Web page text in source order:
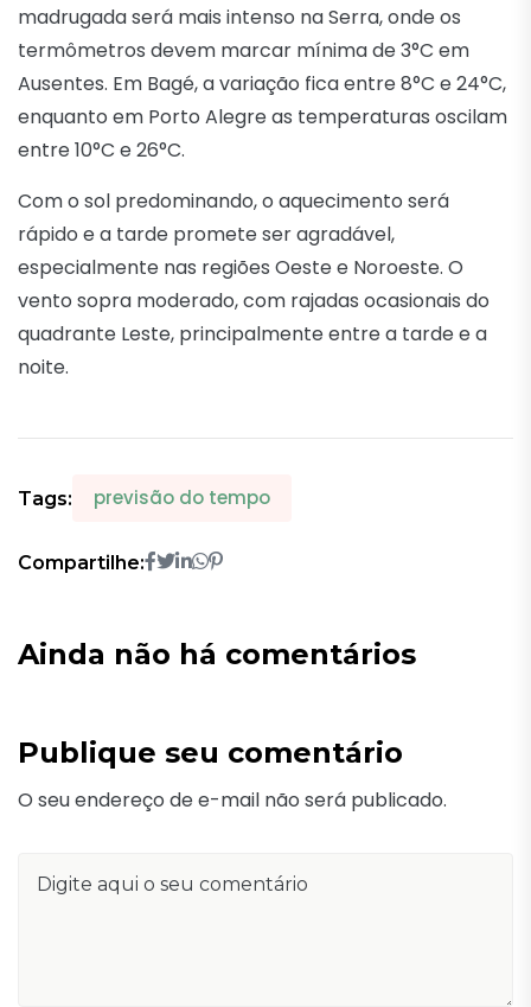
madrugada será mais intenso na Serra, onde os
termômetros devem marcar mínima de 3°C em
Ausentes. Em Bagé, a variação fica entre 8°C e 24°C,
enquanto em Porto Alegre as temperaturas oscilam
entre 10°C e 26°C.
Com o sol predominando, o aquecimento será
rápido e a tarde promete ser agradável,
especialmente nas regiões Oeste e Noroeste. O
vento sopra moderado, com rajadas ocasionais do
quadrante Leste, principalmente entre a tarde e a
noite.
Tags: previsão do tempo
Compartilhe:
Ainda não há comentários
Publique seu comentário
O seu endereço de e-mail não será publicado.